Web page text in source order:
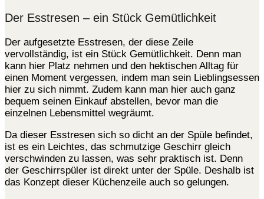
Der Esstresen – ein Stück Gemütlichkeit
Der aufgesetzte Esstresen, der diese Zeile
vervollständig, ist ein Stück Gemütlichkeit. Denn man
kann hier Platz nehmen und den hektischen Alltag für
einen Moment vergessen, indem man sein Lieblingsessen
hier zu sich nimmt. Zudem kann man hier auch ganz
bequem seinen Einkauf abstellen, bevor man die
einzelnen Lebensmittel wegräumt.
Da dieser Esstresen sich so dicht an der Spüle befindet,
ist es ein Leichtes, das schmutzige Geschirr gleich
verschwinden zu lassen, was sehr praktisch ist. Denn
der Geschirrspüler ist direkt unter der Spüle. Deshalb ist
das Konzept dieser Küchenzeile auch so gelungen.